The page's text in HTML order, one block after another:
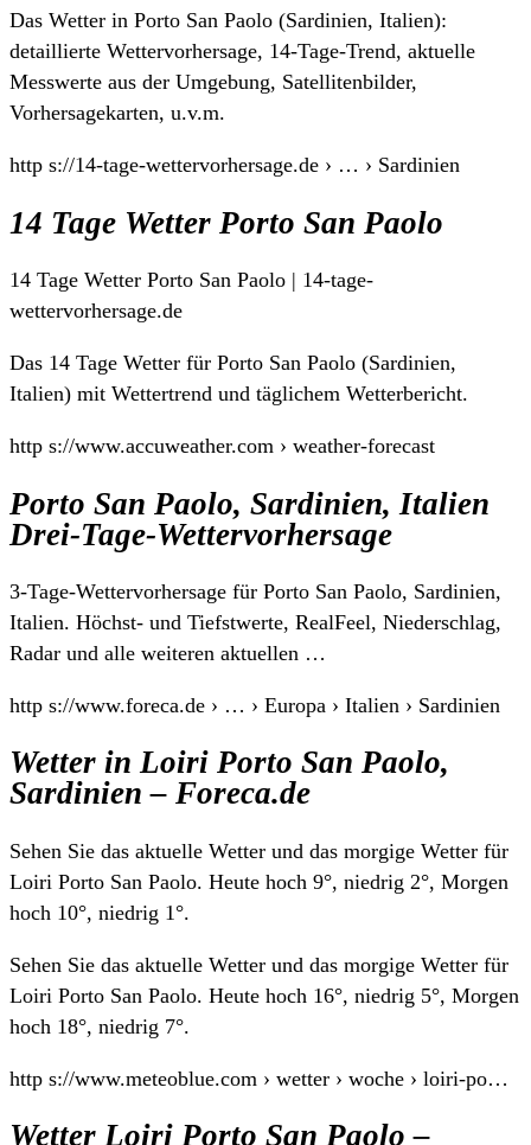
Das Wetter in Porto San Paolo (Sardinien, Italien):
detaillierte Wettervorhersage, 14-Tage-Trend, aktuelle
Messwerte aus der Umgebung, Satellitenbilder,
Vorhersagekarten, u.v.m.
http s://14-tage-wettervorhersage.de › … › Sardinien
14 Tage Wetter Porto San Paolo
14 Tage Wetter Porto San Paolo | 14-tage-
wettervorhersage.de
Das 14 Tage Wetter für Porto San Paolo (Sardinien,
Italien) mit Wettertrend und täglichem Wetterbericht.
http s://www.accuweather.com › weather-forecast
Porto San Paolo, Sardinien, Italien
Drei-Tage-Wettervorhersage
3-Tage-Wettervorhersage für Porto San Paolo, Sardinien,
Italien. Höchst- und Tiefstwerte, RealFeel, Niederschlag,
Radar und alle weiteren aktuellen …
http s://www.foreca.de › … › Europa › Italien › Sardinien
Wetter in Loiri Porto San Paolo,
Sardinien – Foreca.de
Sehen Sie das aktuelle Wetter und das morgige Wetter für
Loiri Porto San Paolo. Heute hoch 9°, niedrig 2°, Morgen
hoch 10°, niedrig 1°.
Sehen Sie das aktuelle Wetter und das morgige Wetter für
Loiri Porto San Paolo. Heute hoch 16°, niedrig 5°, Morgen
hoch 18°, niedrig 7°.
http s://www.meteoblue.com › wetter › woche › loiri-po…
Wetter Loiri Porto San Paolo –